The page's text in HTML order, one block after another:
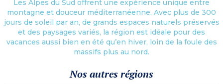
Les Alpes du Sud offrent une expérience unique entre
montagne et douceur méditerranéenne. Avec plus de 300
jours de soleil par an, de grands espaces naturels préservés
et des paysages variés, la région est idéale pour des
vacances aussi bien en été qu’en hiver, loin de la foule des
massifs plus au nord.
Nos autres régions